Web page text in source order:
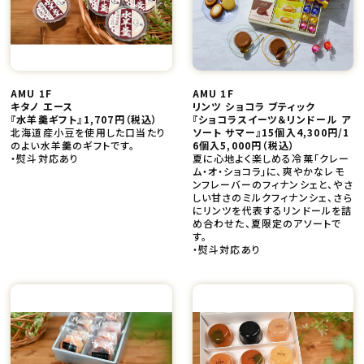
AMU 1F
キタノ エース
『水羊羹ギフト』1,707円 （税込）
北海道産小豆を使用した口当たり
のよい水羊羹のギフトです。
・熨斗対応あり
AMU 1F
リンツ ショコラ ブティック
『ショコラスイーツ＆リンドール ア
ソート サマー』15個入4,300円/1
6個入5,000円 （税込）
夏に心地よく楽しめる冷菓「クレー
ム・オ・ショコラ」に、爽やかなレモ
ンフレーバーのフィナンシェと、やさ
しい甘さのミルクフィナンシェ、さら
にリンツを代表するリンドールを詰
め合わせた、夏限定のアソートで
す。
・熨斗対応あり